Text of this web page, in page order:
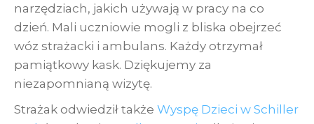
narzędziach, jakich używają w pracy na co
dzień. Mali uczniowie mogli z bliska obejrzeć
wóz strażacki i ambulans. Każdy otrzymał
pamiątkowy kask. Dziękujemy za
niezapomnianą wizytę.
Strażak odwiedził także Wyspę Dzieci w Schiller